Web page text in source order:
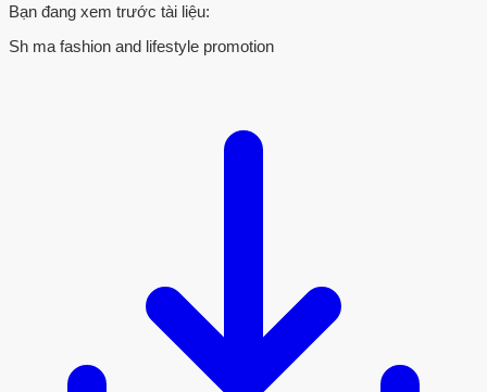
Bạn đang xem trước tài liệu:
Sh ma fashion and lifestyle promotion